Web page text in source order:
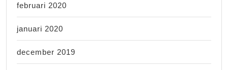
februari 2020
januari 2020
december 2019